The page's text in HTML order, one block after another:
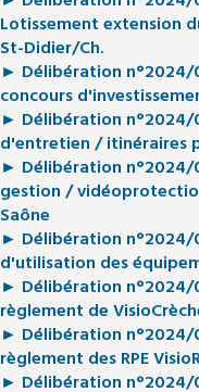
Lotissement extension
St-Didier/Ch.
► Délibération
concours
► Délibération
d'entretien / itinéraires
► Délibération
gestion /
Saône
► Délibération
d'utilisation des
► Délibération
règlement de
► Délibération
règlement des RPE
► Délibération